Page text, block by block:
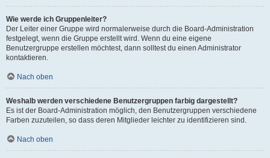
Wie werde ich Gruppenleiter?
Der Leiter einer Gruppe wird normalerweise durch die Board-Administration
festgelegt, wenn die Gruppe erstellt wird. Wenn du eine eigene
Benutzergruppe erstellen möchtest, dann solltest du einen Administrator
kontaktieren.
Nach oben
Weshalb werden verschiedene Benutzergruppen farbig dargestellt?
Es ist der Board-Administration möglich, den Benutzergruppen verschiedene
Farben zuzuteilen, so dass deren Mitglieder leichter zu identifizieren sind.
Nach oben